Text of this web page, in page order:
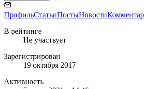
ПрофильСтатьиПостыНовости
В рейтинге
Не участвует
Зарегистрирован
19 октября 2017
Активность